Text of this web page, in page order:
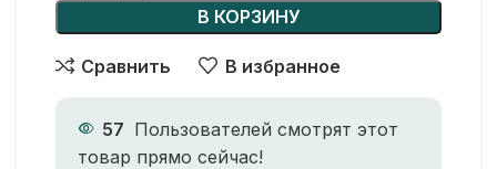
В КОРЗИНУ
Сравнить В избранное
57 Пользователей смотрят этот
товар прямо сейчас!